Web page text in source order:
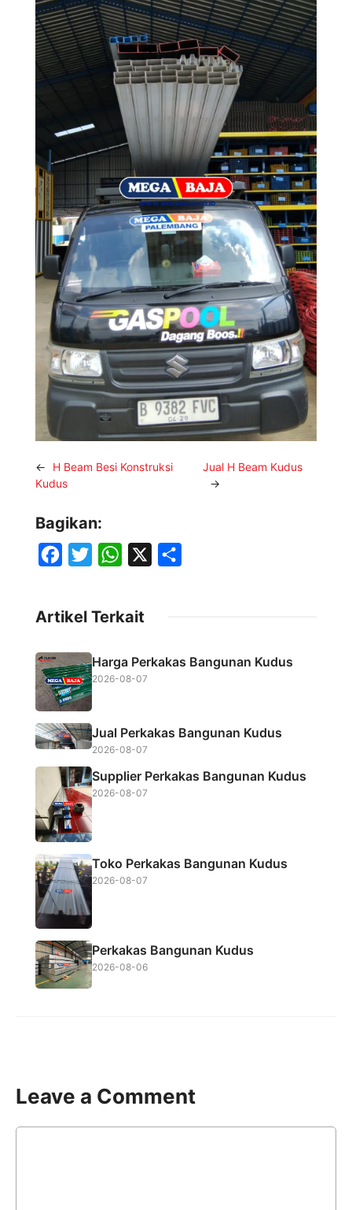
←
H Beam Besi Konstruksi
Kudus
Jual H Beam Kudus
→
Bagikan:
e
b
o
o
k
t
e
t
A
Artikel Terkait
Harga Perkakas Bangunan Kudus
2026-08-07
Jual Perkakas Bangunan Kudus
2026-08-07
Supplier Perkakas Bangunan Kudus
2026-08-07
Toko Perkakas Bangunan Kudus
2026-08-07
Perkakas Bangunan Kudus
2026-08-06
Leave a Comment
Comment